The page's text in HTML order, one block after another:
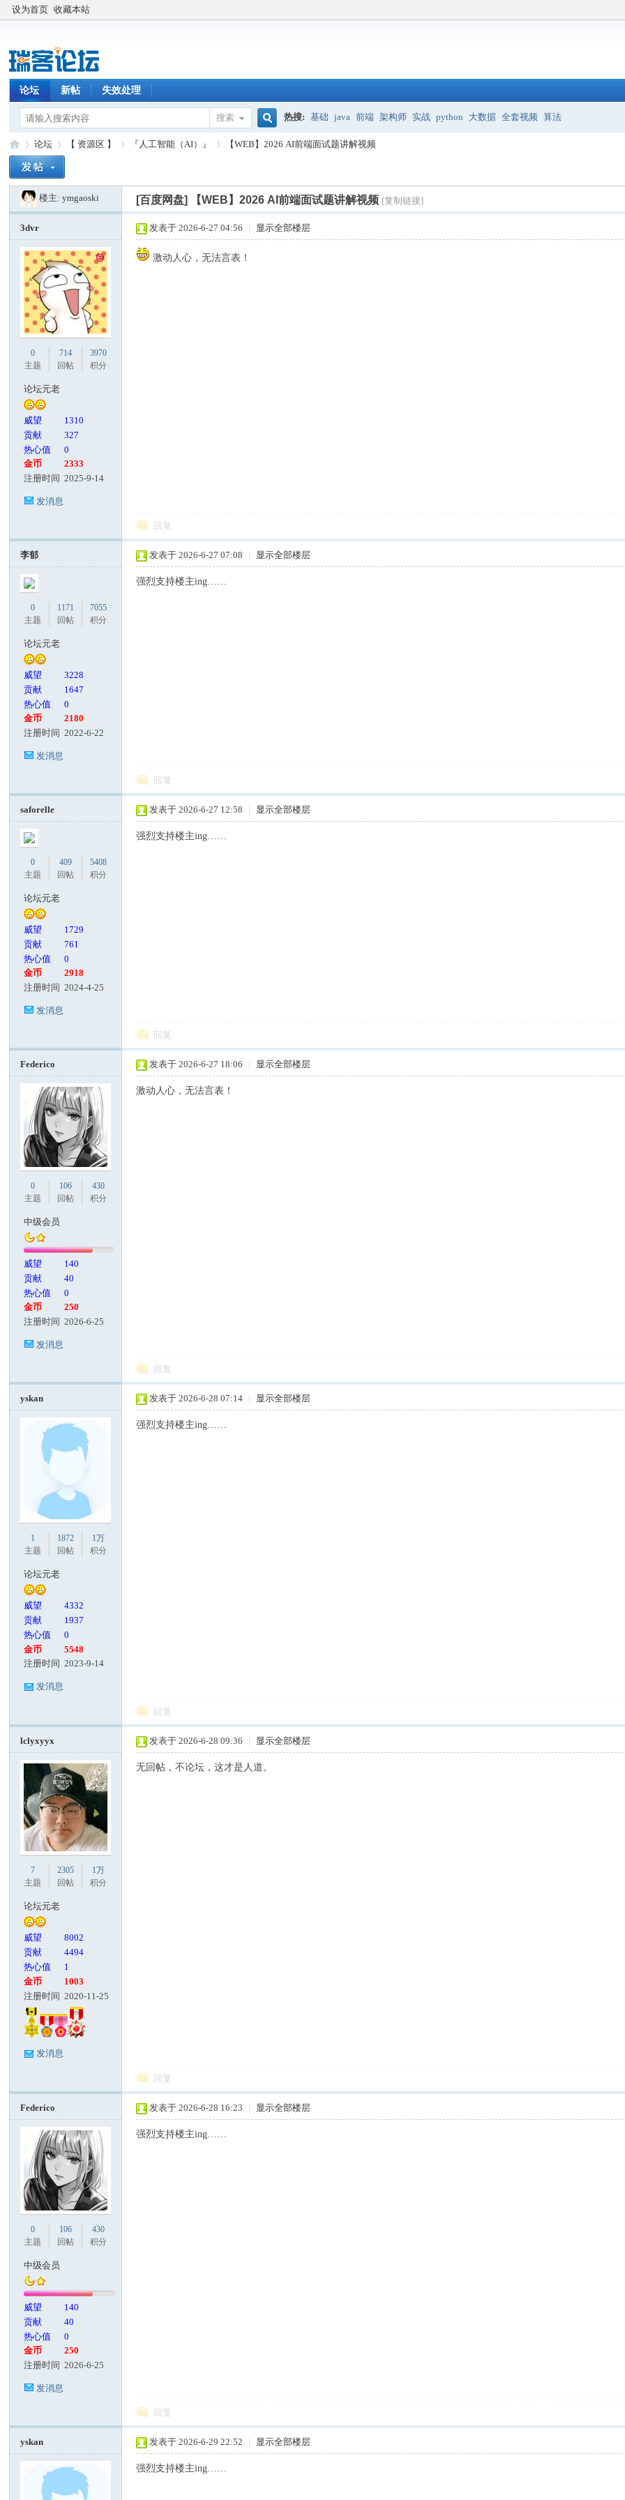
设为首页 收藏本站
论坛 新帖 失效处理
搜索
搜
索
热搜: 基础 java 前端 架构师 实战 python 大数据 全套视频 算法
»
论坛
›
【 资源区 】 『人工智能（AI）』
›
【WEB】2026 AI前端面试题讲解视频
楼主:ymgaoski [百度网盘] 【WEB】2026 AI前端面试题讲解视频 [复制链接]
3dvr
0
主题
714
回帖
3970
积分
论坛元老
威望
1310
贡献
327
热心值
0
金币
2333
注册时间 2025-9-14
发消息
发表于 2026-6-27 04:56 | 显示全部楼层
激动人心，无法言表！
回复
李郁
0
主题
1171
回帖
7055
积分
论坛元老
威望
3228
贡献
1647
热心值
0
金币
2180
注册时间 2022-6-22
发消息
发表于 2026-6-27 07:08 | 显示全部楼层
强烈支持楼主ing……
回复
saforelle
0
主题
409
回帖
5408
积分
论坛元老
威望
1729
贡献
761
热心值
0
金币
2918
注册时间 2024-4-25
发消息
发表于 2026-6-27 12:58 | 显示全部楼层
强烈支持楼主ing……
回复
Federico
0
主题
106
回帖
430
积分
中级会员
威望
140
贡献
40
热心值
0
金币
250
注册时间 2026-6-25
发消息
发表于 2026-6-27 18:06 | 显示全部楼层
激动人心，无法言表！
回复
yskan
1
主题
1872
回帖
1万
积分
论坛元老
威望
4332
贡献
1937
热心值
0
金币
5548
注册时间 2023-9-14
发消息
发表于 2026-6-28 07:14 | 显示全部楼层
强烈支持楼主ing……
回复
lclyxyyx
7
主题
2305
回帖
1万
积分
论坛元老
威望
8002
贡献
4494
热心值
1
金币
1003
注册时间 2020-11-25
发消息
发表于 2026-6-28 09:36 | 显示全部楼层
无回帖，不论坛，这才是人道。
回复
Federico
0
主题
106
回帖
430
积分
中级会员
威望
140
贡献
40
热心值
0
金币
250
注册时间 2026-6-25
发消息
发表于 2026-6-28 16:23 | 显示全部楼层
强烈支持楼主ing……
回复
yskan 发表于 2026-6-29 22:52 | 显示全部楼层
强烈支持楼主ing……